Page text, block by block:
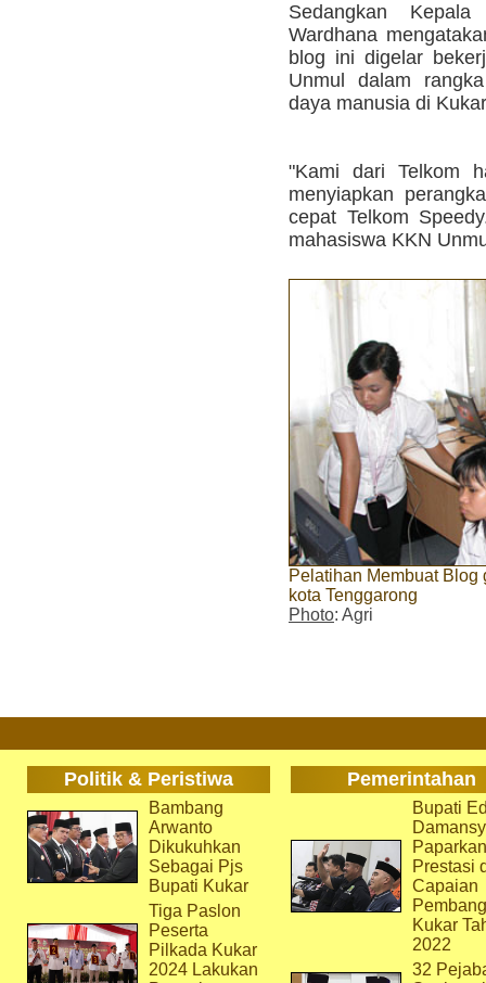
Sedangkan
Wardhana
blog ini digelar
Unmul dalam
daya manusia di
"Kami dari Telkom
menyiapkan
cepat Telkom
mahasiswa KKN
Pelatihan Membuat
kota Tenggarong
Photo: Agri
Politik & Peristiwa Pemerintahan
Bambang
Arwanto
Dikukuhkan
Sebagai Pjs
Bupati Kukar
Tiga Paslon
Peserta
Pilkada Kukar
2024 Lakukan
Bupati
Paparkan
Prestasi
Capaian
Kukar
2022
32